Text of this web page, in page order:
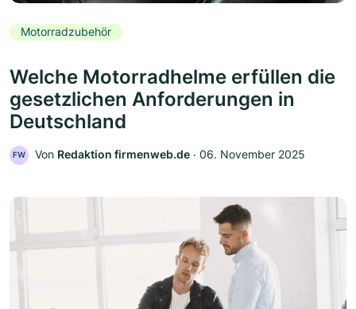
Motorradzubehör
Welche Motorradhelme erfüllen die
gesetzlichen Anforderungen in
Deutschland
FW Von Redaktion firmenweb.de ‧ 06. November 2025